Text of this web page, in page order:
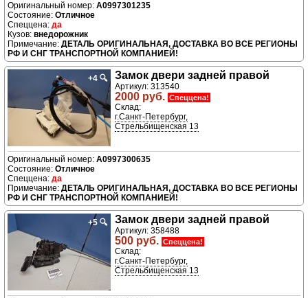
A0997301235
Отличное
да
внедорожник
ДЕТАЛЬ ОРИГИНАЛЬНАЯ, ДОСТАВКА ВО ВСЕ РЕГИОНЫ
РФ И СНГ ТРАНСПОРТНОЙ КОМПАНИЕЙ!
+4 🔍 Замок двери задней правой
Артикул: 313540
2000 руб. Спеццена!
Склад:
г.Санкт-Петербург,
Стрельбищенская 13
A0997300635
Отличное
да
ДЕТАЛЬ ОРИГИНАЛЬНАЯ, ДОСТАВКА ВО ВСЕ РЕГИОНЫ
РФ И СНГ ТРАНСПОРТНОЙ КОМПАНИЕЙ!
+5 🔍 Замок двери задней правой
Артикул: 358488
500 руб. Спеццена!
Склад:
г.Санкт-Петербург,
Стрельбищенская 13